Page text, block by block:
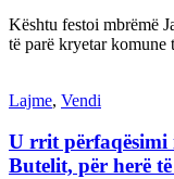
Kështu festoi mbrëmë
të parë kryetar
Lajme, Vendi
U rrit përfaqësimi
Butelit, për herë